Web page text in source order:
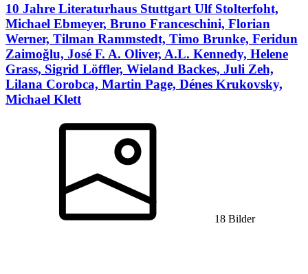
10 Jahre Literaturhaus Stuttgart Ulf Stolterfoht,
Michael Ebmeyer, Bruno Franceschini, Florian
Werner, Tilman Rammstedt, Timo Brunke, Feridun
Zaimoğlu, José F. A. Oliver, A.L. Kennedy, Helene
Grass, Sigrid Löffler, Wieland Backes, Juli Zeh,
Lilana Corobca, Martin Page, Dénes Krukovsky,
Michael Klett
18 Bilder